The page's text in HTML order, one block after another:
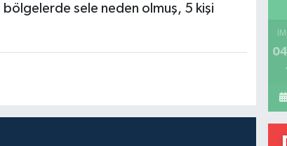
bölgelerde sele neden olmuş, 5 kişi